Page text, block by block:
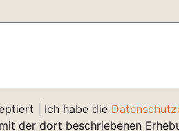
| Ich habe die
der dort beschriebenen